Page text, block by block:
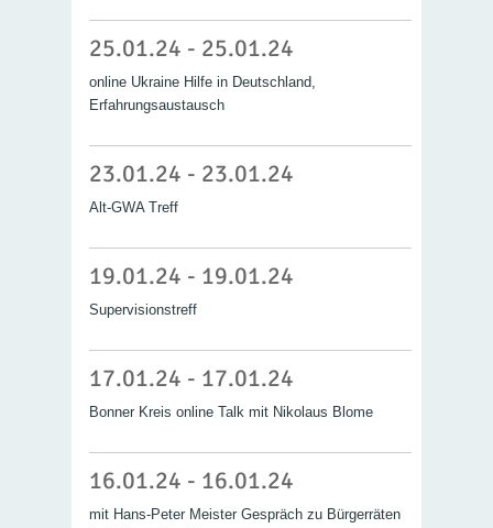
25.01.24 - 25.01.24
online Ukraine Hilfe in Deutschland,
Erfahrungsaustausch
23.01.24 - 23.01.24
Alt-GWA Treff
19.01.24 - 19.01.24
Supervisionstreff
17.01.24 - 17.01.24
Bonner Kreis online Talk mit Nikolaus Blome
16.01.24 - 16.01.24
mit Hans-Peter Meister Gespräch zu Bürgerräten